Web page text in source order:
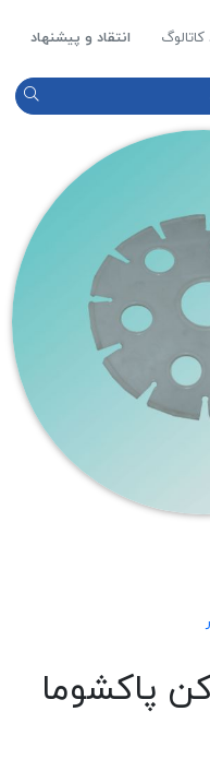
کاتالوگ انتقاد و پیشنهاد
پاكشوما